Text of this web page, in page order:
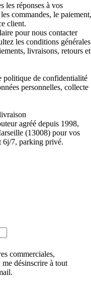
les réponses à vos
commandes, le paiement,
client.
pour nous contacter
les conditions générales
livraisons, retours et
politique de confidentialité
personnelles, collecte
agréé depuis 1998,
(13008) pour vos
6j/7, parking privé.
commerciales,
me désinscrire à tout